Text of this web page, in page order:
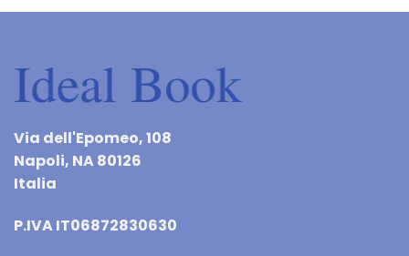
Via dell'Epomeo, 108
Napoli, NA 80126
Italia
P.IVA IT06872830630